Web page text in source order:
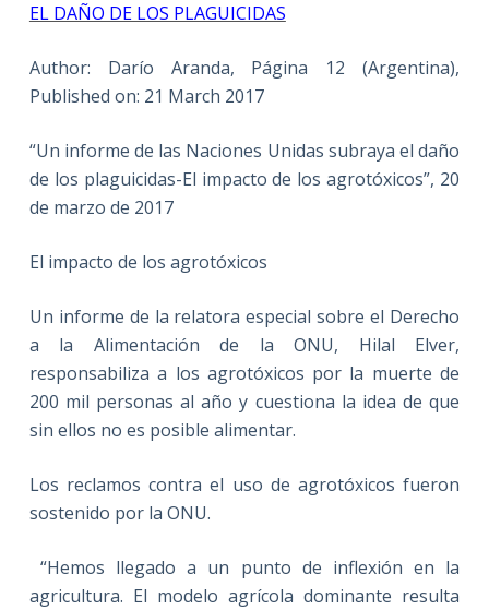
EL DAÑO DE LOS PLAGUICIDAS
Author: Darío Aranda, Página 12 (Argentina),
Published on: 21 March 2017
“Un informe de las Naciones Unidas subraya el daño
de los plaguicidas-El impacto de los agrotóxicos”, 20
de marzo de 2017
El impacto de los agrotóxicos
Un informe de la relatora especial sobre el Derecho
a la Alimentación de la ONU, Hilal Elver,
responsabiliza a los agrotóxicos por la muerte de
200 mil personas al año y cuestiona la idea de que
sin ellos no es posible alimentar.
Los reclamos contra el uso de agrotóxicos fueron
sostenido por la ONU.
“Hemos llegado a un punto de inflexión en la
agricultura. El modelo agrícola dominante resulta